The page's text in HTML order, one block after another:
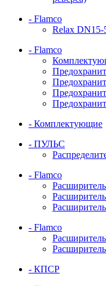
- Flamco
Relax DN15-
- Flamco
- Комплектующие
- ПУЛЬС
- Flamco
- Flamco
- КПСР